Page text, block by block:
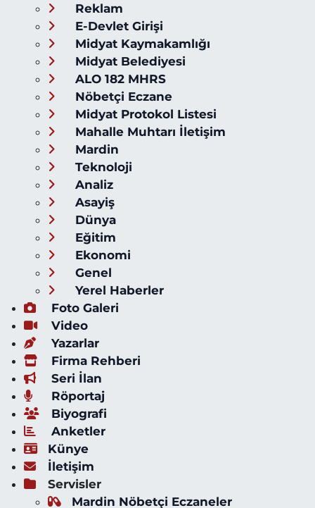
Reklam
E-Devlet Girişi
Midyat Kaymakamlığı
Midyat Belediyesi
ALO 182 MHRS
Nöbetçi Eczane
Midyat Protokol Listesi
Mahalle Muhtarı İletişim
Mardin
Teknoloji
Analiz
Asayiş
Dünya
Eğitim
Ekonomi
Genel
Yerel Haberler
Foto Galeri
Video
Yazarlar
Firma Rehberi
Seri İlan
Röportaj
Biyografi
Anketler
Künye
İletişim
Servisler
Mardin Nöbetçi Eczaneler